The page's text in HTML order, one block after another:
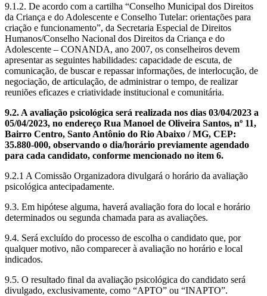
9.1.2. De acordo com a cartilha “Conselho Municipal dos Direitos
da Criança e do Adolescente e Conselho Tutelar: orientações para
criação e funcionamento”, da Secretaria Especial de Direitos
Humanos/Conselho Nacional dos Direitos da Criança e do
Adolescente – CONANDA, ano 2007, os conselheiros devem
apresentar as seguintes habilidades: capacidade de escuta, de
comunicação, de buscar e repassar informações, de interlocução, de
negociação, de articulação, de administrar o tempo, de realizar
reuniões eficazes e criatividade institucional e comunitária.
9.2. A avaliação psicológica será realizada nos dias 03/04/2023 a
05/04/2023, no endereço Rua Manoel de Oliveira Santos, nº 11,
Bairro Centro, Santo Antônio do Rio Abaixo / MG, CEP:
35.880-000, observando o dia/horário previamente agendado
para cada candidato, conforme mencionado no item 6.
9.2.1 A Comissão Organizadora divulgará o horário da avaliação
psicológica antecipadamente.
9.3. Em hipótese alguma, haverá avaliação fora do local e horário
determinados ou segunda chamada para as avaliações.
9.4. Será excluído do processo de escolha o candidato que, por
qualquer motivo, não comparecer à avaliação no horário e local
indicados.
9.5. O resultado final da avaliação psicológica do candidato será
divulgado, exclusivamente, como “APTO” ou “INAPTO”.